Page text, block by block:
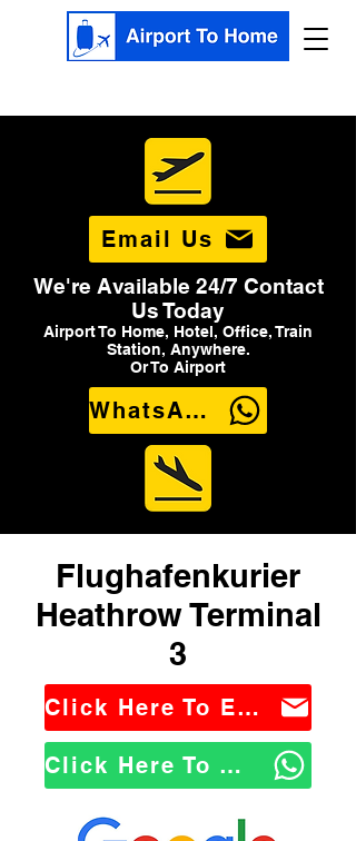
Email Us
We're Available 24/7 Contact
Us Today
Airport To Home, Hotel, Office, Train
Station, Anywhere.
Or To Airport
WhatsApp Us
Flughafenkurier
Heathrow Terminal
3
Click Here To Email Us
Click Here To WhatsApp Us